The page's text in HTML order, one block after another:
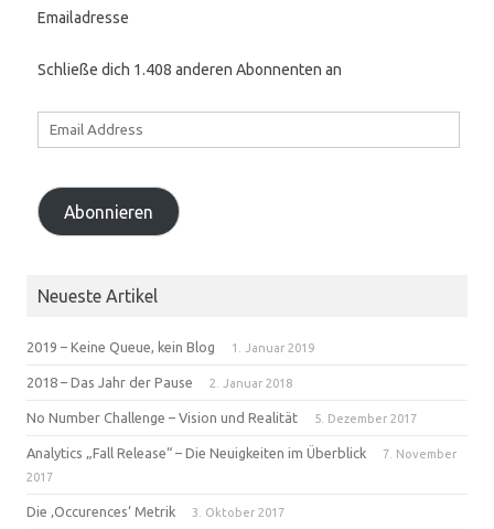
Emailadresse
Schließe dich 1.408 anderen Abonnenten an
Abonnieren
Neueste Artikel
2019 – Keine Queue, kein Blog 1. Januar 2019
2018 – Das Jahr der Pause 2. Januar 2018
No Number Challenge – Vision und Realität 5. Dezember 2017
Analytics „Fall Release“ – Die Neuigkeiten im Überblick
7. November
2017
Die ‚Occurences‘ Metrik 3. Oktober 2017